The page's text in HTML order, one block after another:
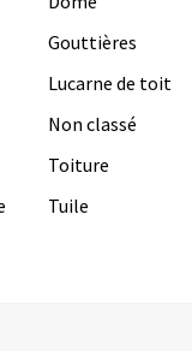
Gouttières
Lucarne de toit
Non classé
Toiture
Tuile